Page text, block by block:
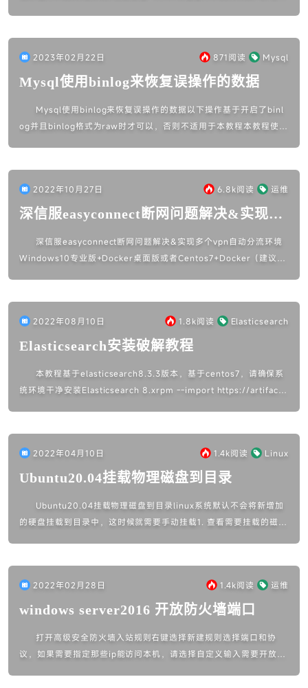
2023年02月22日 871阅读 Mysql
Mysql使用binlog来恢复误操作的数据
Mysql使用binlog来恢复误操作的数据以下操作基于开启了binl
og并且binlog格式为raw时才可以，否则不适用于本教程本教程使用
2022年10月27日 6.8k阅读 运维
深信服easyconnect断网问题解决&实现多
深信服easyconnect断网问题解决&实现多个vpn自动分流环境
Windows10专业版+Docker桌面版或者Centos7+Docker（建议使
2022年08月10日 1.8k阅读 Elasticsearch
Elasticsearch安装破解教程
本教程基于elasticsearch8.3.3版本，基于centos7，请确保系
统环境干净安装Elasticsearch 8.xrpm --import https://artifact
2022年04月10日 1.4k阅读 Linux
Ubuntu20.04挂载物理磁盘到目录
Ubuntu20.04挂载物理磁盘到目录linux系统默认不会将新增加
的硬盘挂载到目录中，这时候就需要手动挂载1. 查看需要挂载的磁盘
2022年02月28日 1.4k阅读 运维
windows server2016 开放防火墙端口
打开高级安全防火墙入站规则右键选择新建规则选择端口和协
议，如果需要指定那些ip能访问本机，请选择自定义输入需要开放的